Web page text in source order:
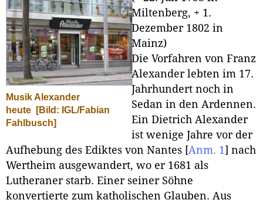
Musik Alexander
heute
[Bild: IGL/Fabian
Fahlbusch]
Miltenberg, + 1.
Dezember 1802 in
Mainz)
Die Vorfahren von Franz
Alexander lebten im 17.
Jahrhundert noch in
Sedan in den Ardennen.
Ein Dietrich Alexander
ist wenige Jahre vor der
Aufhebung des Ediktes von Nantes [Anm. 1] nach
Wertheim ausgewandert, wo er 1681 als
Lutheraner starb. Einer seiner Söhne
konvertierte zum katholischen Glauben. Aus